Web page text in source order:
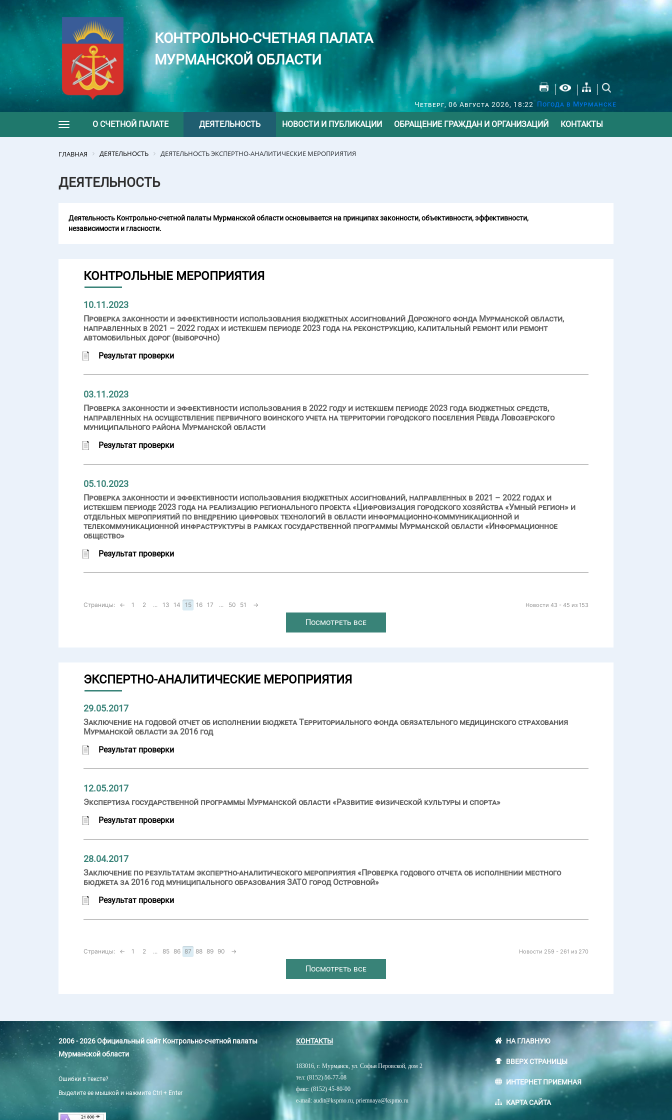
КОНТРОЛЬНО-СЧЕТНАЯ ПАЛАТА
МУРМАНСКОЙ ОБЛАСТИ
Четверг, 06 Августа 2026, 18:22 Погода в Мурманске
Toggle navigation
О СЧЕТНОЙ ПАЛАТЕ ДЕЯТЕЛЬНОСТЬ НОВОСТИ И ПУБЛИКАЦИИ ОБРАЩЕНИЕ ГРАЖДАН И ОРГАНИЗАЦИЙ КОНТАКТЫ
ГЛАВНАЯ ДЕЯТЕЛЬНОСТЬ ДЕЯТЕЛЬНОСТЬ ЭКСПЕРТНО-АНАЛИТИЧЕСКИЕ МЕРОПРИЯТИЯ
ДЕЯТЕЛЬНОСТЬ
Деятельность Контрольно-счетной палаты Мурманской области основывается на принципах законности, объективности, эффективности,
независимости и гласности.
КОНТРОЛЬНЫЕ МЕРОПРИЯТИЯ
10.11.2023
Проверка законности и эффективности использования бюджетных ассигнований Дорожного фонда Мурманской области,
направленных в 2021 – 2022 годах и истекшем периоде 2023 года на реконструкцию, капитальный ремонт или ремонт
автомобильных дорог (выборочно)
Результат проверки
03.11.2023
Проверка законности и эффективности использования в 2022 году и истекшем периоде 2023 года бюджетных средств,
направленных на осуществление первичного воинского учета на территории городского поселения Ревда Ловозерского
муниципального района Мурманской области
Результат проверки
05.10.2023
Проверка законности и эффективности использования бюджетных ассигнований, направленных в 2021 – 2022 годах и
истекшем периоде 2023 года на реализацию регионального проекта «Цифровизация городского хозяйства «Умный регион» и
отдельных мероприятий по внедрению цифровых технологий в области информационно-коммуникационной и
телекоммуникационной инфраструктуры в рамках государственной программы Мурманской области «Информационное
общество»
Результат проверки
Новости 43 - 45 из 153
Страницы: ← 1 2 ... 13 14 15 16 17 ... 50 51 →
Посмотреть все
ЭКСПЕРТНО-АНАЛИТИЧЕСКИЕ МЕРОПРИЯТИЯ
29.05.2017
Заключение на годовой отчет об исполнении бюджета Территориального фонда обязательного медицинского страхования
Мурманской области за 2016 год
Результат проверки
12.05.2017
Экспертиза государственной программы Мурманской области «Развитие физической культуры и спорта»
Результат проверки
28.04.2017
Заключение по результатам экспертно-аналитического мероприятия «Проверка годового отчета об исполнении местного
бюджета за 2016 год муниципального образования ЗАТО город Островной»
Результат проверки
Новости 259 - 261 из 270
Страницы: ← 1 2 ... 85 86 87 88 89 90 →
Посмотреть все
2006 - 2026 Официальный сайт Контрольно-счетной палаты
Мурманской области
Ошибки в тексте?
Выделите ее мышкой и нажмите Ctrl + Enter
КОНТАКТЫ
183016, г. Мурманск, ул. Софьи Перовской, дом 2
тел: (8152) 56-77-08
факс: (8152) 45-80-00
e-mail: audit@kspmo.ru, priemnaya@kspmo.ru
НА ГЛАВНУЮ
ВВЕРХ СТРАНИЦЫ
ИНТЕРНЕТ ПРИЕМНАЯ
КАРТА САЙТА